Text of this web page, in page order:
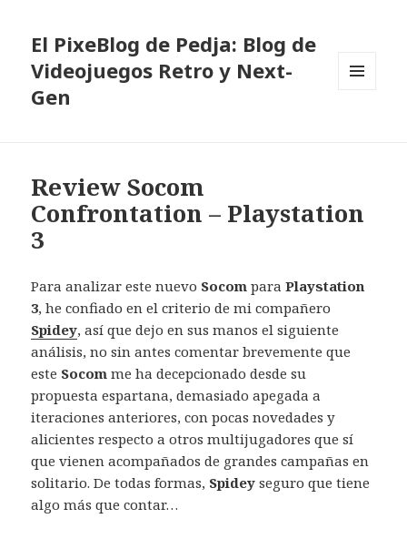
El PixeBlog de Pedja: Blog de
Videojuegos Retro y Next-
Gen
Review Socom
Confrontation – Playstation
3
Para analizar este nuevo Socom paraPlaystation
3, he confiado en el criterio de mi compañero
Spidey, así que dejo en sus manos el siguiente
análisis, no sin antes comentar brevemente que
este Socom me ha decepcionado desde su
propuesta espartana, demasiado apegada a
iteraciones anteriores, con pocas novedades y
alicientes respecto a otros multijugadores que sí
que vienen acompañados de grandes campañas en
solitario. De todas formas, Spidey seguro que tiene
algo más que contar…